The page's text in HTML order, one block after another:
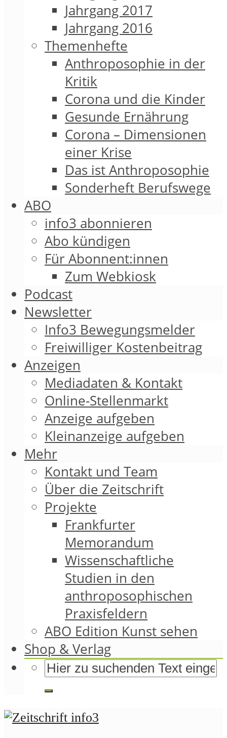
Jahrgang 2017
Jahrgang 2016
Themenhefte
Anthroposophie in der
Kritik
Corona und die Kinder
Gesunde Ernährung
Corona – Dimensionen
einer Krise
Das ist Anthroposophie
Sonderheft Berufswege
ABO
info3 abonnieren
Abo kündigen
Für Abonnent:innen
Zum Webkiosk
Podcast
Newsletter
Info3 Bewegungsmelder
Freiwilliger Kostenbeitrag
Anzeigen
Mediadaten & Kontakt
Online-Stellenmarkt
Anzeige aufgeben
Kleinanzeige aufgeben
Mehr
Kontakt und Team
Über die Zeitschrift
Projekte
Frankfurter
Memorandum
Wissenschaftliche
Studien in den
anthroposophischen
Praxisfeldern
ABO Edition Kunst sehen
Shop & Verlag